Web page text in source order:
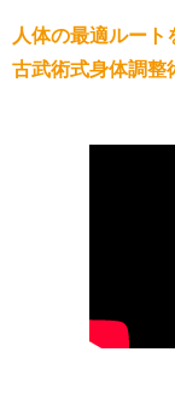
人体の最適ルート
古武術式身体調整